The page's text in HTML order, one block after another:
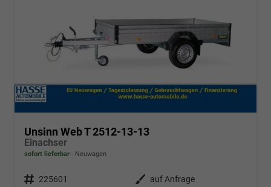
Unsinn Web T 2512-13-13
Einachser
sofort lieferbar Neuwagen
Fahrzeugnr. 225601 Außenfarbe
auf Anfrage